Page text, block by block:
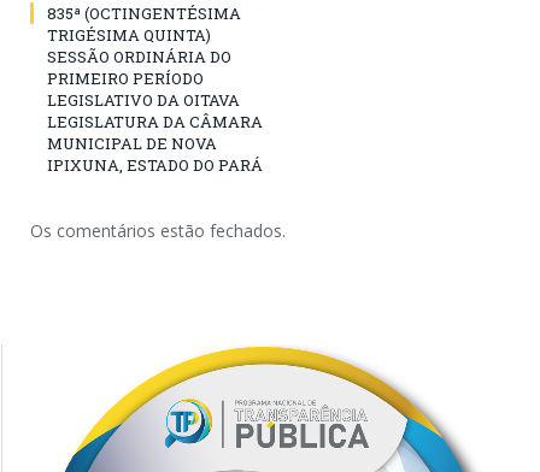
835ª (OCTINGENTÉSIMA
TRIGÉSIMA QUINTA)
SESSÃO ORDINÁRIA DO
PRIMEIRO PERÍODO
LEGISLATIVO DA OITAVA
LEGISLATURA DA CÂMARA
MUNICIPAL DE NOVA
IPIXUNA, ESTADO DO PARÁ
Os comentários estão fechados.